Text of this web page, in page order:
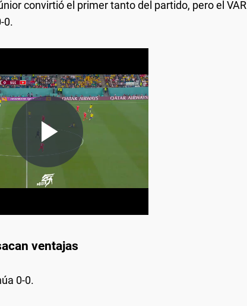
convirtió el primer tanto del partido, pero el VAR
0.
ventajas
0-0.